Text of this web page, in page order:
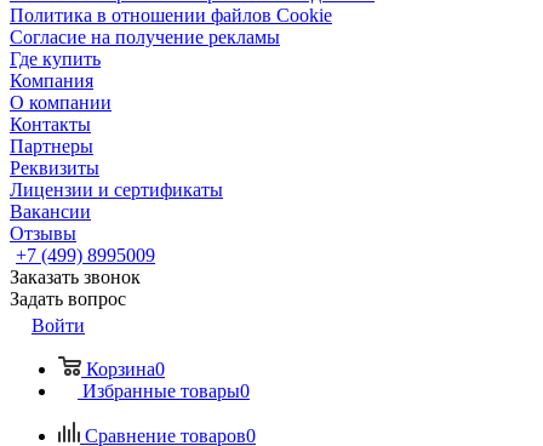
Политика в отношении файлов Cookie
Согласие на получение рекламы
Где купить
Компания
О компании
Контакты
Партнеры
Реквизиты
Лицензии и сертификаты
Вакансии
Отзывы
+7 (499) 8995009
Заказать звонок
Задать вопрос
Войти
Корзина0
Избранные товары0
Сравнение товаров0